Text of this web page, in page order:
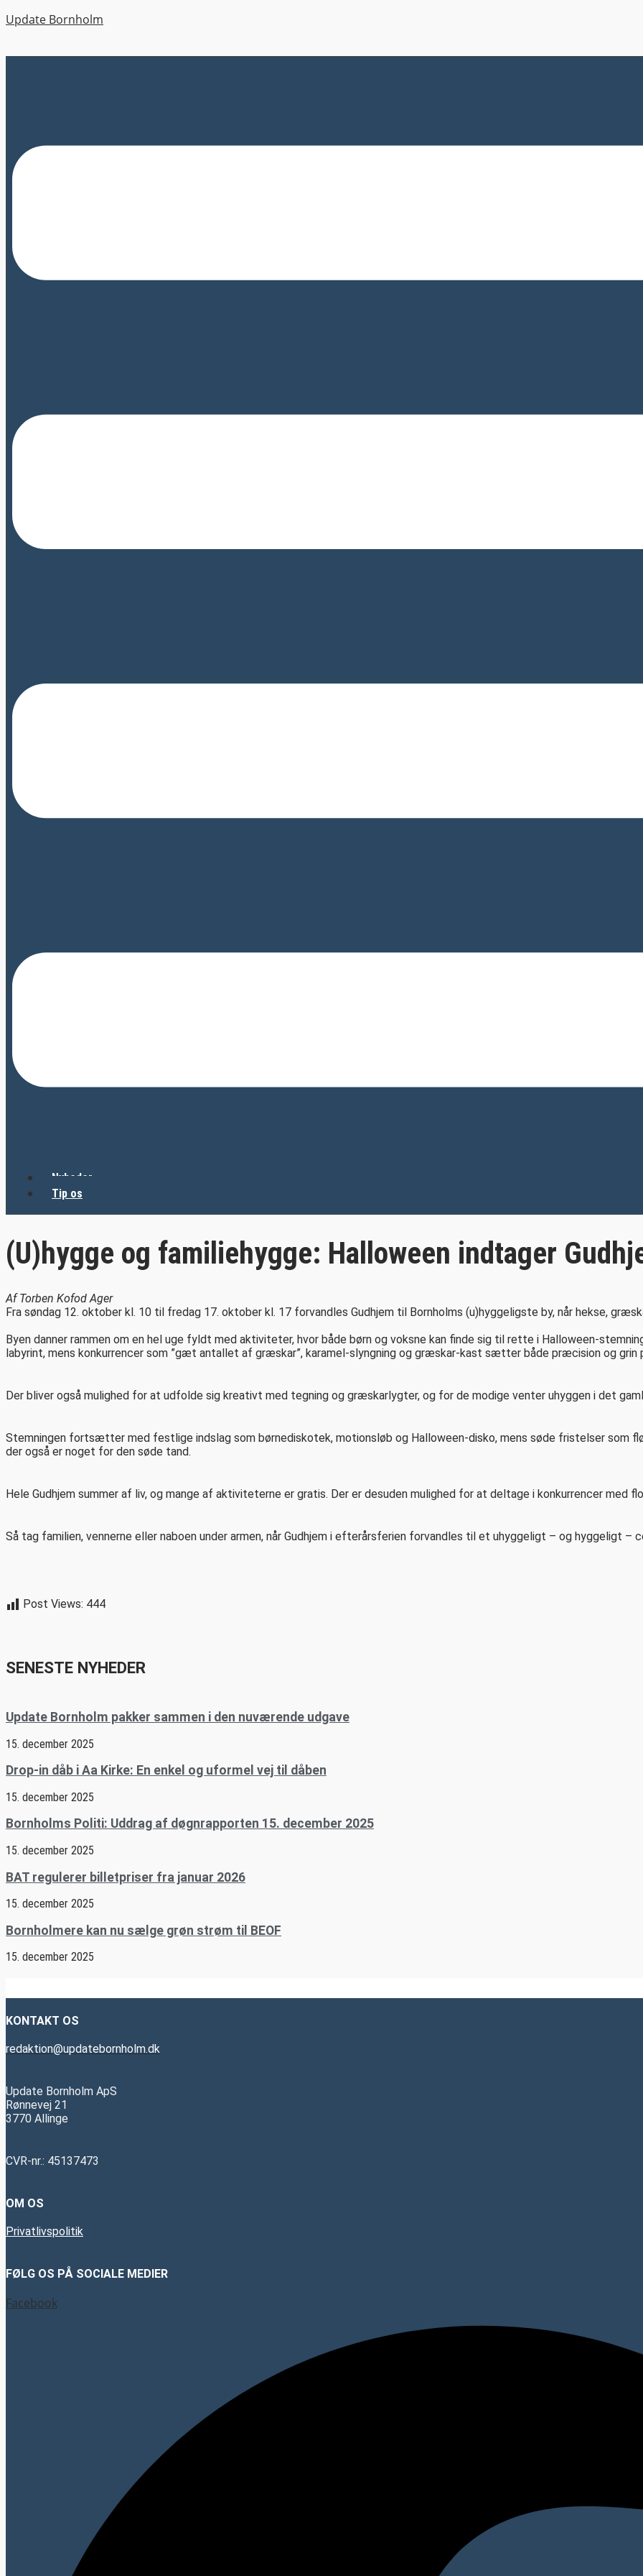
Update Bornholm
Nyheder
Tip os
(U)hygge og familiehygge: Halloween indtager
Af Torben Kofod Ager
Fra søndag 12. oktober kl. 10 til fredag 17. oktober kl. 17 forvandles Gudhjem til Bornholms (u)hyggeligste by, når hekse,
Byen danner rammen om en hel uge fyldt med aktiviteter, hvor både børn og voksne kan finde sig til rette i Halloween-
labyrint, mens konkurrencer som ”gæt antallet af græskar”, karamel-slyngning og græskar-kast sætter både præcision og grin
Der bliver også mulighed for at udfolde sig kreativt med tegning og græskarlygter, og for de modige venter uhyggen i det
Stemningen fortsætter med festlige indslag som børnediskotek, motionsløb og Halloween-disko, mens søde fristelser som
der også er noget for den søde tand.
Hele Gudhjem summer af liv, og mange af aktiviteterne er gratis. Der er desuden mulighed for at deltage i konkurrencer med
Så tag familien, vennerne eller naboen under armen, når Gudhjem i efterårsferien forvandles til et uhyggeligt – og hyggeligt –
Post Views: 444
SENESTE NYHEDER
Update Bornholm pakker sammen i den nuværende udgave
15. december 2025
Drop-in dåb i Aa Kirke: En enkel og uformel vej til dåben
15. december 2025
Bornholms Politi: Uddrag af døgnrapporten 15. december 2025
15. december 2025
BAT regulerer billetpriser fra januar 2026
15. december 2025
Bornholmere kan nu sælge grøn strøm til BEOF
15. december 2025
KONTAKT OS
redaktion@updatebornholm.dk
Update Bornholm ApS
Rønnevej 21
3770 Allinge
CVR-nr.: 45137473
OM OS
Privatlivspolitik
FØLG OS PÅ SOCIALE MEDIER
Facebook